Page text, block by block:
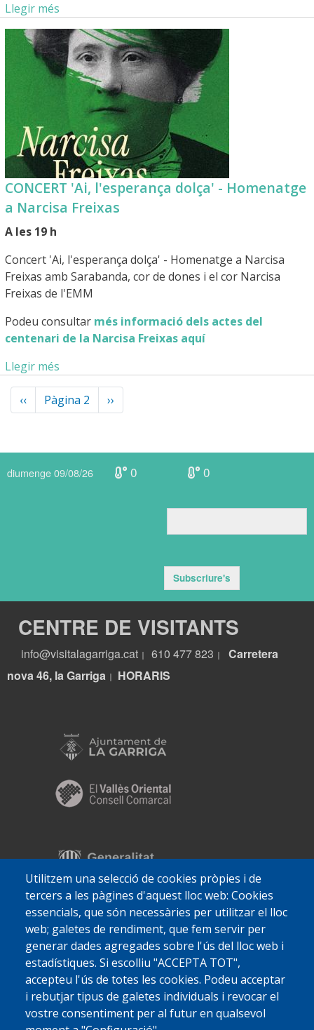
Llegir més
CONCERT 'Ai, l'esperança dolça' - Homenatge
a Narcisa Freixas
A les 19 h
Concert 'Ai, l'esperança dolça' - Homenatge a Narcisa
Freixas amb Sarabanda, cor de dones i el cor Narcisa
Freixas de l'EMM
Podeu consultar més informació dels actes del
centenari de la Narcisa Freixas aquí
Llegir més
Paginació
Pàgina
anterior
‹‹ Pàgina 2
Pàgina
següent
››
Utilitzem una selecció de cookies pròpies i de
tercers a les pàgines d'aquest lloc web: Cookies
essencials, que són necessàries per utilitzar el lloc
web; galetes de rendiment, que fem servir per
generar dades agregades sobre l'ús del lloc web i
estadístiques. Si escolliu "ACCEPTA TOT",
accepteu l'ús de totes les cookies. Podeu acceptar
i rebutjar tipus de galetes individuals i revocar el
vostre consentiment per al futur en qualsevol
diumenge 09/08/26 0 0
Subscriure's
CENTRE DE VISITANTS
info@visitalagarriga.cat 610 477 823
Carretera
nova 46, la Garriga
HORARIS